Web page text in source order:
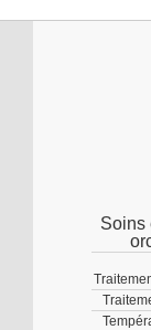
Soins